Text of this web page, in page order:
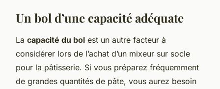
Un bol d’une capacité adéquate
La capacité du bol est un autre facteur à
considérer lors de l’achat d’un mixeur sur socle
pour la pâtisserie. Si vous préparez fréquemment
de grandes quantités de pâte, vous aurez besoin